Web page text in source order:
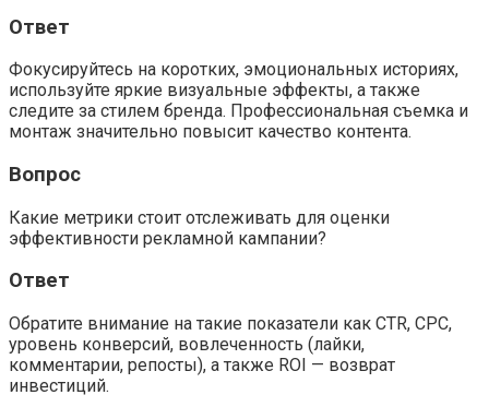
Ответ
Фокусируйтесь на коротких, эмоциональных историях,
используйте яркие визуальные эффекты, а также
следите за стилем бренда. Профессиональная съемка и
монтаж значительно повысит качество контента.
Вопрос
Какие метрики стоит отслеживать для оценки
эффективности рекламной кампании?
Ответ
Обратите внимание на такие показатели как CTR, CPC,
уровень конверсий, вовлеченность (лайки,
комментарии, репосты), а также ROI — возврат
инвестиций.